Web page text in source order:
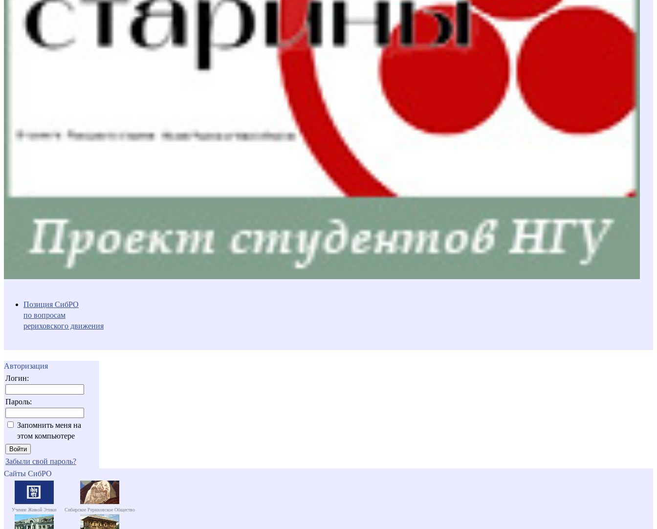
Позиция СибРО
по вопросам
рериховского движения
Авторизация
Логин:
Пароль:
Запомнить меня на
этом компьютере
Забыли свой пароль?
Сайты СибРО
Учение Живой Этики Сибирское Рериховское Общество